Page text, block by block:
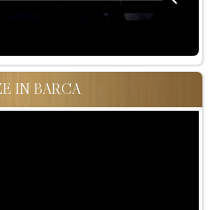
IN BARCA